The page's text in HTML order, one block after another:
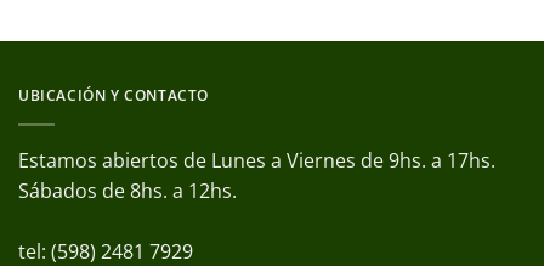
UBICACIÓN Y CONTACTO
Estamos abiertos de Lunes a Viernes de 9hs. a 17hs.
Sábados de 8hs. a 12hs.
tel: (598) 2481 7929